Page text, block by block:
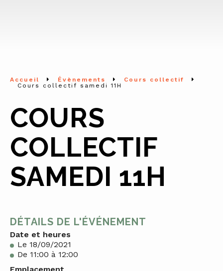
Accueil Évènements
Cours collectif
Cours collectif samedi 11H
COURS
COLLECTIF
SAMEDI 11H
DÉTAILS DE L'ÉVÉNEMENT
Date et heures
Le 18/09/2021
De 11:00 à 12:00
Emplacement